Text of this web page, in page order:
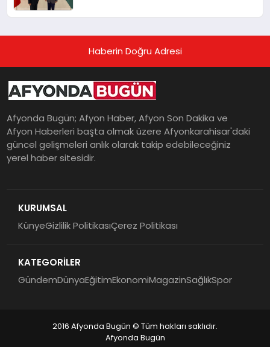
Haberin Doğru Adresi
Afyonda Bugün; Afyon Haber, Afyon Son Dakika ve
Afyon Haberleri başta olmak üzere Afyonkarahisar'daki
güncel gelişmeleri anlık olarak takip edebileceğiniz
yerel haber sitesidir.
KURUMSAL
KünyeGizlilik PolitikasıÇerez Politikası
KATEGORİLER
GündemDünyaEğitimEkonomiMagazinSağlıkSpor
2016 Afyonda Bugün © Tüm hakları saklıdır.
Afyonda Bugün